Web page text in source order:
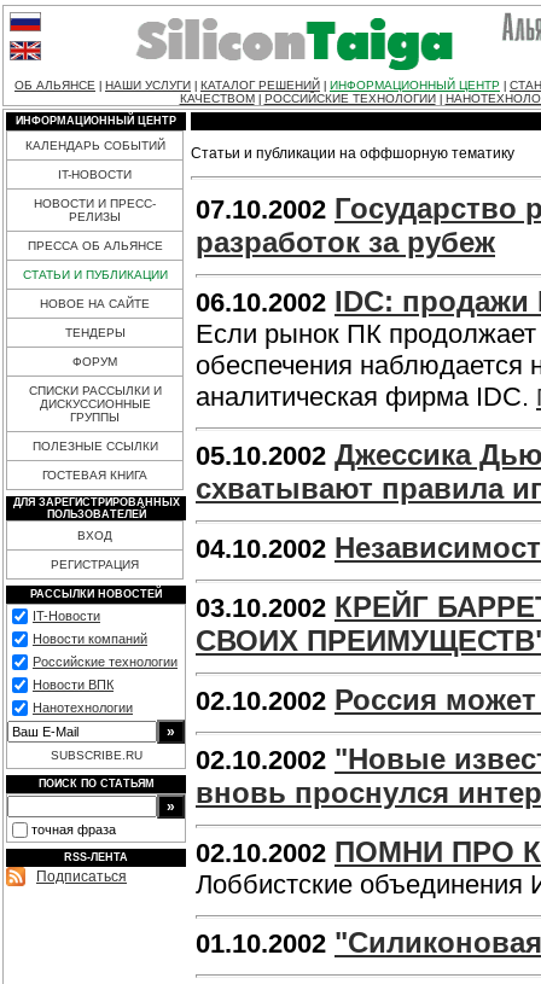
ОБ АЛЬЯНСЕ НАШИ УСЛУГИ КАТАЛОГ РЕШЕНИЙ ИНФОРМАЦИОННЫЙ ЦЕНТР
КАЧЕСТВОМ
РОССИЙСКИЕ ТЕХНОЛОГИИ
ИНФОРМАЦИОННЫЙ ЦЕНТР
КАЛЕНДАРЬ СОБЫТИЙ
IT-НОВОСТИ
НОВОСТИ И ПРЕСС-
РЕЛИЗЫ
ПРЕССА ОБ АЛЬЯНСЕ
СТАТЬИ И ПУБЛИКАЦИИ
НОВОЕ НА САЙТЕ
ТЕНДЕРЫ
ФОРУМ
СПИСКИ РАССЫЛКИ И
ДИСКУССИОННЫЕ
ГРУППЫ
ПОЛЕЗНЫЕ ССЫЛКИ
ГОСТЕВАЯ КНИГА
ДЛЯ ЗАРЕГИСТРИРОВАННЫХ
ПОЛЬЗОВАТЕЛЕЙ
ВХОД
РЕГИСТРАЦИЯ
РАССЫЛКИ НОВОСТЕЙ
IT-Новости
Новости компаний
Российские технологии
Новости ВПК
Нанотехнологии
SUBSCRIBE.RU
ПОИСК ПО СТАТЬЯМ
точная фраза
RSS-ЛЕНТА
Подписаться
Статьи и публикации на оффшорную тематику
07.10.2002 Государство
разработок за рубеж
06.10.2002 IDC: продажи
Если рынок ПК продолжает
обеспечения наблюдается
аналитическая фирма IDC.
05.10.2002 Джессика
схватывают правила
04.10.2002
03.10.2002 КРЕЙГ
СВОИХ
02.10.2002 Россия
02.10.2002 "Новые
вновь проснулся
02.10.2002 ПОМНИ ПРО
Лоббистские
01.10.2002